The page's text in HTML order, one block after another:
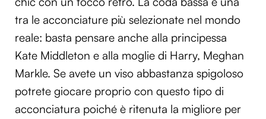
tra le acconciature più selezionate nel mondo
reale: basta pensare anche alla principessa
Kate Middleton e alla moglie di Harry, Meghan
Markle. Se avete un viso abbastanza spigoloso
potrete giocare proprio con questo tipo di
acconciatura poiché è ritenuta la migliore per